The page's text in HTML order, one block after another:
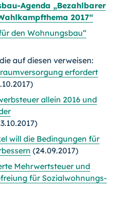
Agenda „Bezahlbarer
2017“
den Wohnungsbau“
auf diesen verweisen:
erfordert
allein 2016 und
will die Bedingungen für
(24.09.2017)
Mehrwertsteuer und
für Sozialwohnungs-